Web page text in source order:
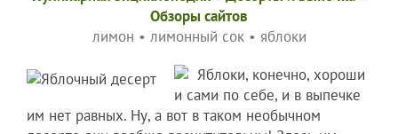
Обзоры сайтов
лимон • лимонный сок• яблоки
Яблоки, конечно, хороши
и сами по себе, и в выпечке
им нет равных. Ну, а вот в таком необычном